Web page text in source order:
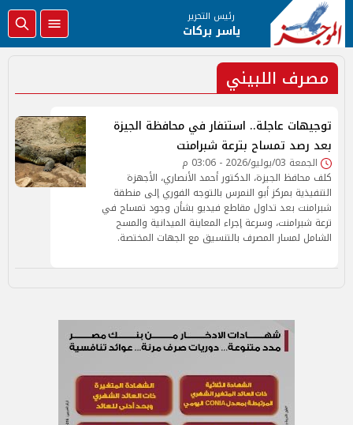
رئيس التحرير
ياسر بركات
مصرف اللبيني
توجيهات عاجلة.. استنفار في محافظة الجيزة
بعد رصد تمساح بترعة شبرامنت
الجمعة 03/يوليو/2026 - 03:06 م
كلف محافظ الجيزة، الدكتور أحمد الأنصاري، الأجهزة
التنفيذية بمركز أبو النمرس بالتوجه الفوري إلى منطقة
شبرامنت بعد تداول مقاطع فيديو بشأن وجود تمساح في
ترعة شبرامنت، وسرعة إجراء المعاينة الميدانية والمسح
الشامل لمسار المصرف بالتنسيق مع الجهات المختصة.